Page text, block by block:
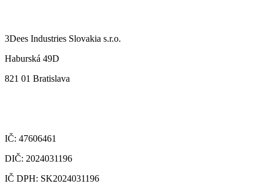
3Dees Industries Slovakia s.r.o.
Haburská 49D
821 01 Bratislava
IČ: 47606461
DIČ: 2024031196
IČ DPH: SK2024031196